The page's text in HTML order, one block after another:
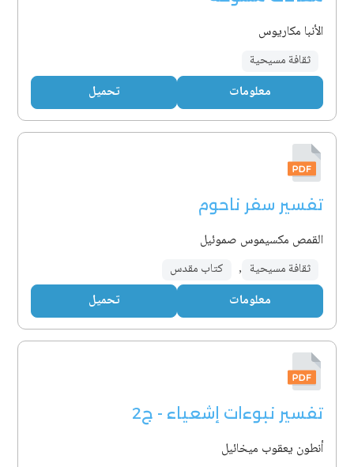
الأنبا مكاريوس
ثقافة مسيحية
معلومات تحميل
تفسير سفر ناحوم
القمص مكسيموس صموئيل
ثقافة مسيحية , كتاب مقدس
معلومات تحميل
تفسير نبوءات إشعياء - ج2
أنطون يعقوب ميخائيل